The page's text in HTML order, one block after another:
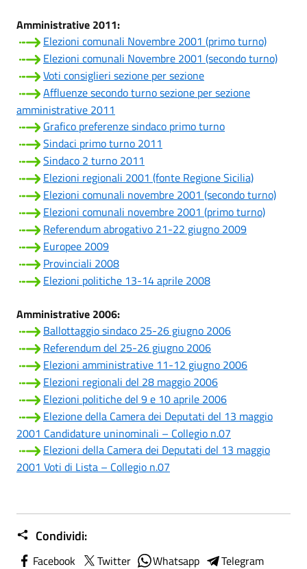
Amministrative 2011:
Elezioni comunali Novembre 2001 (primo turno)
Elezioni comunali Novembre 2001 (secondo turno)
Voti consiglieri sezione per sezione
Affluenze secondo turno sezione per sezione
amministrative 2011
Grafico preferenze sindaco primo turno
Sindaci primo turno 2011
Sindaco 2 turno 2011
Elezioni regionali 2001 (fonte Regione Sicilia)
Elezioni comunali novembre 2001 (secondo turno)
Elezioni comunali novembre 2001 (primo turno)
Referendum abrogativo 21-22 giugno 2009
Europee 2009
Provinciali 2008
Elezioni politiche 13-14 aprile 2008
Amministrative 2006:
Ballottaggio sindaco 25-26 giugno 2006
Referendum del 25-26 giugno 2006
Elezioni amministrative 11-12 giugno 2006
Elezioni regionali del 28 maggio 2006
Elezioni politiche del 9 e 10 aprile 2006
Elezione della Camera dei Deputati del 13 maggio
2001 Candidature uninominali – Collegio n.07
Elezioni della Camera dei Deputati del 13 maggio
2001 Voti di Lista – Collegio n.07
Condividi:
Facebook Twitter Whatsapp
Telegram